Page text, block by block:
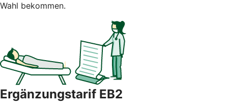
Wahl bekommen.
Ergänzungstarif EB2